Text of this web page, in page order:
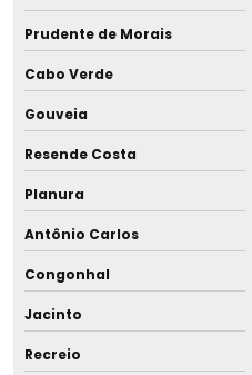
Tira leite materno
Tira leite materno hospitalar
Tira leite materno hospitalar
Tira leite materno
Tira leite medela
Tira leite residencial
Tira leite à vácuo
Prudente de Morais
Cabo Verde
Gouveia
Resende Costa
Planura
Antônio Carlos
Congonhal
Jacinto
Recreio